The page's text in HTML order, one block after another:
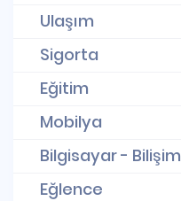
Ulaşım
Sigorta
Eğitim
Mobilya
Bilgisayar - Bilişim
Eğlence